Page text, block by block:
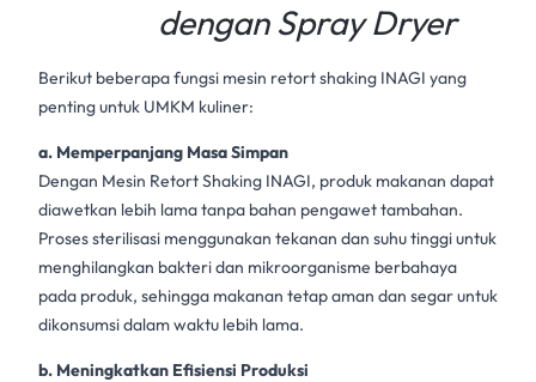
dengan Spray Dryer
Berikut beberapa fungsi mesin retort shaking INAGI yang
penting untuk UMKM kuliner:
a. Memperpanjang Masa Simpan
Dengan Mesin Retort Shaking INAGI, produk makanan dapat
diawetkan lebih lama tanpa bahan pengawet tambahan.
Proses sterilisasi menggunakan tekanan dan suhu tinggi untuk
menghilangkan bakteri dan mikroorganisme berbahaya
pada produk, sehingga makanan tetap aman dan segar untuk
dikonsumsi dalam waktu lebih lama.
b. Meningkatkan Efisiensi Produksi